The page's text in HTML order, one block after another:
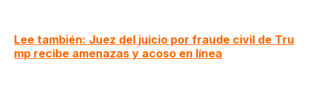
Lee también: Juez del juicio por fraude civil de Tru
mp recibe amenazas y acoso en línea